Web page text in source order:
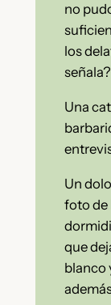
no
los
señala?
Una
Un
foto de
que
blanco